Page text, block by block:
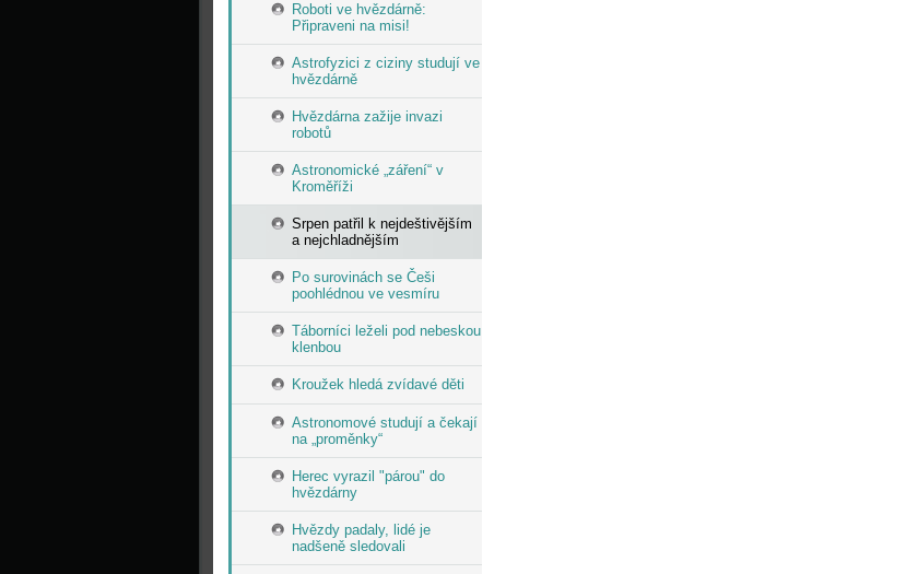
Roboti ve hvězdárně:
Připraveni na misi!
Astrofyzici z ciziny studují ve
hvězdárně
Hvězdárna zažije invazi
robotů
Astronomické „záření“ v
Kroměříži
Srpen patřil k nejdeštivějším
a nejchladnějším
Po surovinách se Češi
poohlédnou ve vesmíru
Táborníci leželi pod nebeskou
klenbou
Kroužek hledá zvídavé děti
Astronomové studují a čekají
na „proměnky“
Herec vyrazil "párou" do
hvězdárny
Hvězdy padaly, lidé je
nadšeně sledovali